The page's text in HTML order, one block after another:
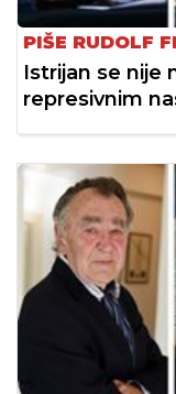
PIŠE RUDOLF
Istrijan se nije
represivnim